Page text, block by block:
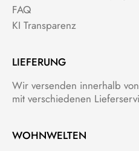
FAQ
KI Transparenz
LIEFERUNG
Wir versenden innerhalb
mit verschiedenen
WOHNWELTEN